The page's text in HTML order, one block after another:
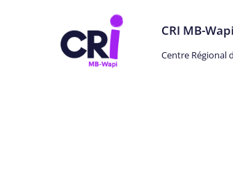
CRI MB-Wapi
Centre Régional